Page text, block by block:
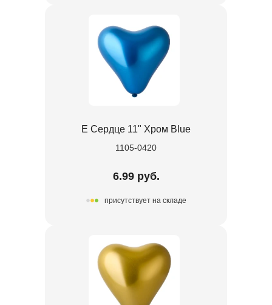
Е Сердце 11" Хром Blue
1105-0420
6.99 руб.
присутствует на складе